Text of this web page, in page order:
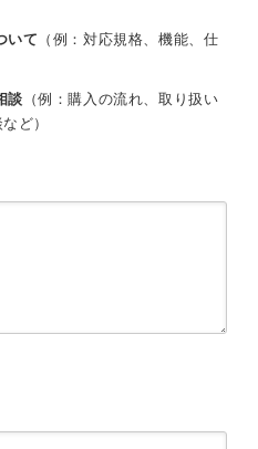
いて （例：対応規格、機能、仕
談 （例：購入の流れ、取り扱い
ど）